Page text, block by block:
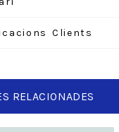
Clients
RELACIONADES